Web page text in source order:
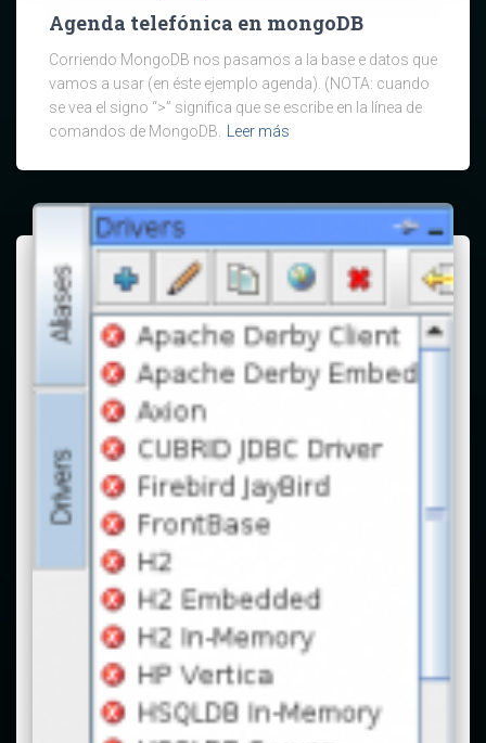
Agenda telefónica en mongoDB
Corriendo MongoDB nos pasamos a la base e datos que
vamos a usar (en éste ejemplo agenda). (NOTA: cuando
se vea el signo “>” significa que se escribe en la línea de
comandos de MongoDB.
Leer más